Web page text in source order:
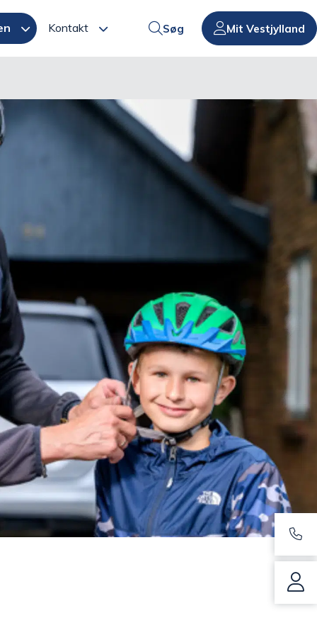
Kontakt Søg Mit Vestjylland